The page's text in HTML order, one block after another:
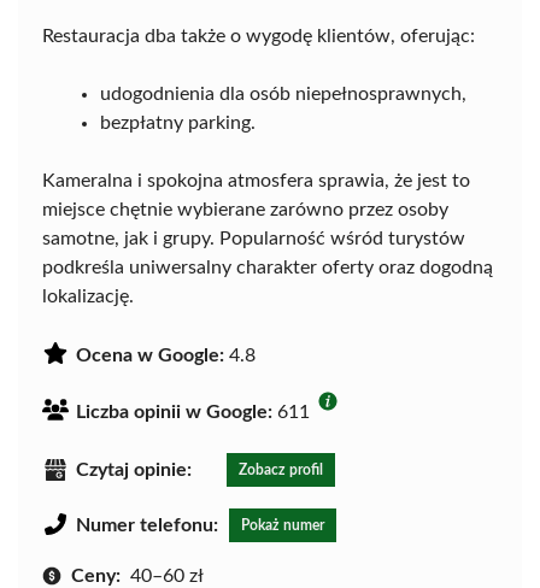
Restauracja dba także o wygodę klientów, oferując:
udogodnienia dla osób niepełnosprawnych,
bezpłatny parking.
Kameralna i spokojna atmosfera sprawia, że jest to
miejsce chętnie wybierane zarówno przez osoby
samotne, jak i grupy. Popularność wśród turystów
podkreśla uniwersalny charakter oferty oraz dogodną
lokalizację.
Ocena w Google: 4.8
Liczba opinii w Google: 611
Czytaj opinie: Zobacz profil
Numer telefonu: Pokaż numer
Ceny: 40–60 zł